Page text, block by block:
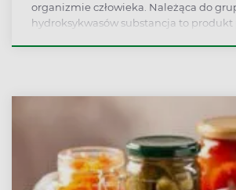
organizmie człowieka. Należąca do
hydroksykwasów substancja to
którym tkanki mięśniowe nie otrzymują
ilości tlenu. Analiza poziomu związku w
sportowej pozwala na skuteczniejsze
treningiem anaerobowym